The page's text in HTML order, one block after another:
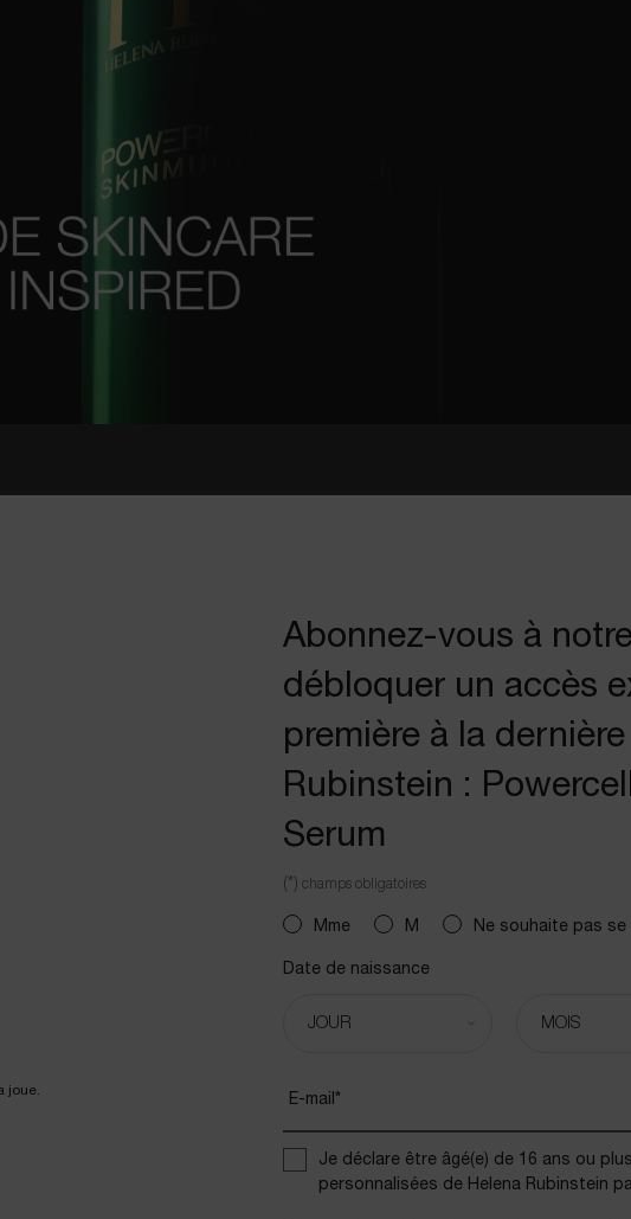
Abonnez-vous à
débloquer un accès
première à la
Rubinstein :
Serum
(*) champs obligatoires
newslettersignup.title.legend
Mme M Ne souhaite pas
Date de naissance
E-mail *
Je déclare être âgé(e) de 16 ans ou
personnalisées de Helena Rubinstein